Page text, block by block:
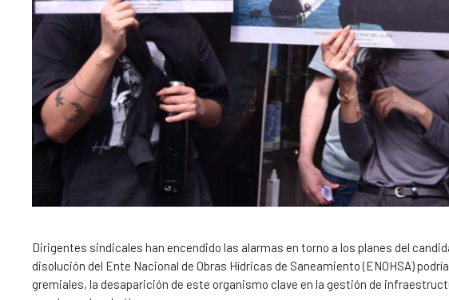
Dirigentes sindicales han encendido las alarmas en torno a los planes del
disolución del Ente Nacional de Obras Hídricas de Saneamiento (ENOHSA)
gremiales, la desaparición de este organismo clave en la gestión de